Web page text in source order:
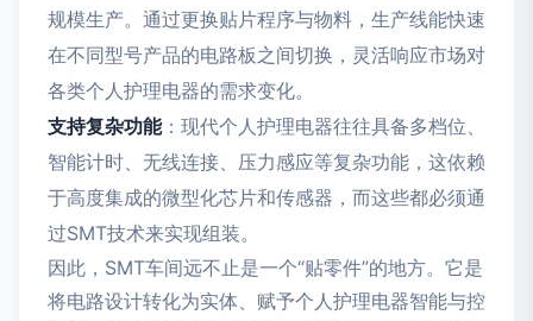
规模生产。通过更换贴片程序与物料，生产线能快速
在不同型号产品的电路板之间切换，灵活响应市场对
各类个人护理电器的需求变化。
支持复杂功能：现代个人护理电器往往具备多档位、
智能计时、无线连接、压力感应等复杂功能，这依赖
于高度集成的微型化芯片和传感器，而这些都必须通
过SMT技术来实现组装。
因此，SMT车间远不止是一个“贴零件”的地方。它是
将电路设计转化为实体、赋予个人护理电器智能与控